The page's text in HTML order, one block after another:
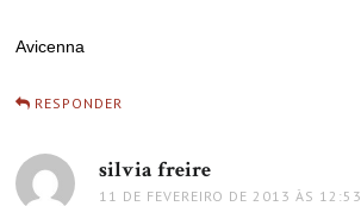
Avicenna
RESPONDER
silvia freire
11 DE FEVEREIRO DE 2013 ÀS 12:53